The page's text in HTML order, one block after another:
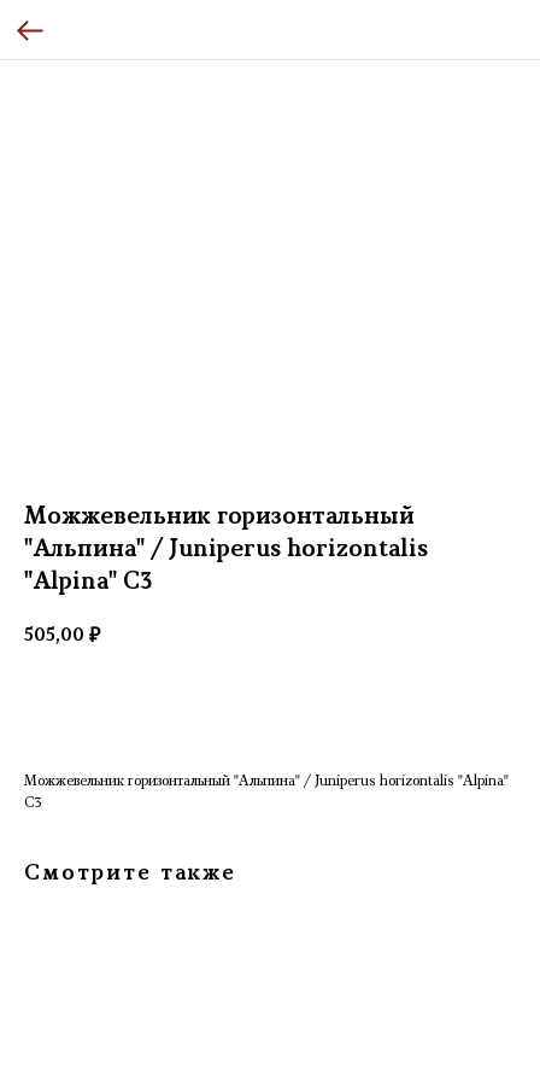
Можжевельник горизонтальный
"Альпина" / Juniperus horizontalis
"Alpina" С3
505,00 ₽
Можжевельник горизонтальный "Альпина" / Juniperus horizontalis "Alpina"
С3
Смотрите также